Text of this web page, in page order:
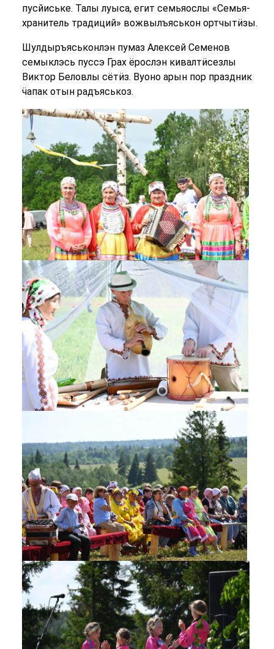
пусйиське. Талы луыса, егит семьяослы «Семья-
хранитель традиций» вожвылъяськон ортчытӥзы.
Шулдыръяськонлэн пумаз Алексей Семенов
семыклэсь пуссэ Грах ёрослэн кивалтӥсезлы
Виктор Беловлы сётӥз. Вуоно арын пор праздник
ӵапак отын радъяськоз.